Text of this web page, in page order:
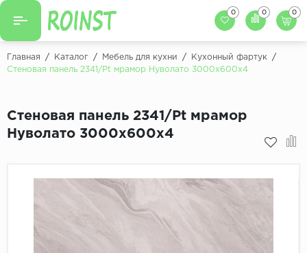
Назад Назад
Столешницы для
Кухонный фартук
Декоры фасадов
Декоры кухонных фартуков
Декоры ЛДСП для мебели
0 0 0
Главная / Каталог / Мебель для кухни / Кухонный фартук
/
Стеновая панель 2341/Pt мрамор Нуволато 3000х600х4
Стеновая панель 2341/Pt мрамор
Нуволато 3000х600х4